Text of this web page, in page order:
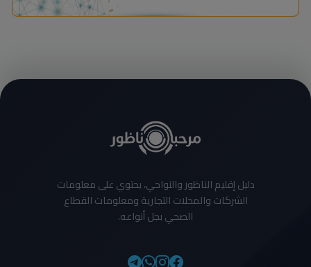
دليل إقليم الناظور والنواحي، يحتوي على معلومات
الشركات والمحلات التجارية ومعلومات القطاع
الصحي بجل أنواعه.